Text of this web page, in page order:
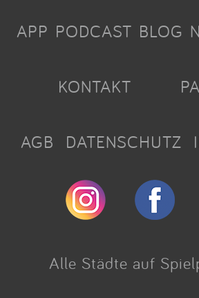
APP PODCAST BLOG
KONTAKT
AGB DATENSCHUTZ
Alle Städte auf